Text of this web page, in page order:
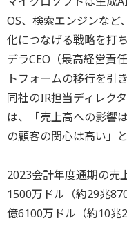
OS、検索エンジンなど
化につなげる戦略を打
デラCEO（最高経営責
トフォームの移行を引
同社のIR担当ディレク
は、「売上高への影響
の顧客の関心は高い」と
2023会計年度通期の売
1500万ドル（約29兆
億6100万ドル（約10兆